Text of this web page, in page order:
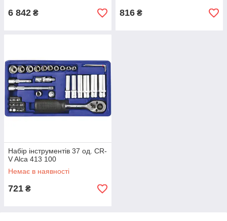
6 842 ₴ 816 ₴
Набір інструментів 37 од. CR-
V Alca 413 100
Немає в наявності
721 ₴